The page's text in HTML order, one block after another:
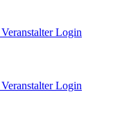
Veranstalter Login
Veranstalter Login